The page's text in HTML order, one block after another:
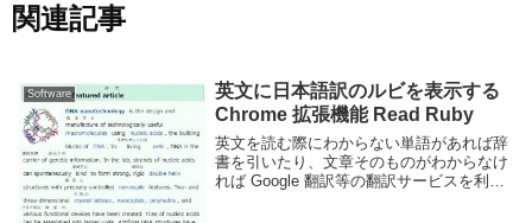
関連記事
Software
英文に日本語訳のルビを表示する
Chrome 拡張機能 Read Ruby
英文を読む際にわからない単語があれば辞
書を引いたり、文章そのものがわからなけ
れば Google 翻訳等の翻訳サービスを利用